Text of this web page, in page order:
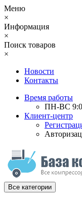
Меню
×
Информация
×
Поиск товаров
×
Новости
Контакты
Время работы
ПН-ВС
Клиент-центр
Все категории